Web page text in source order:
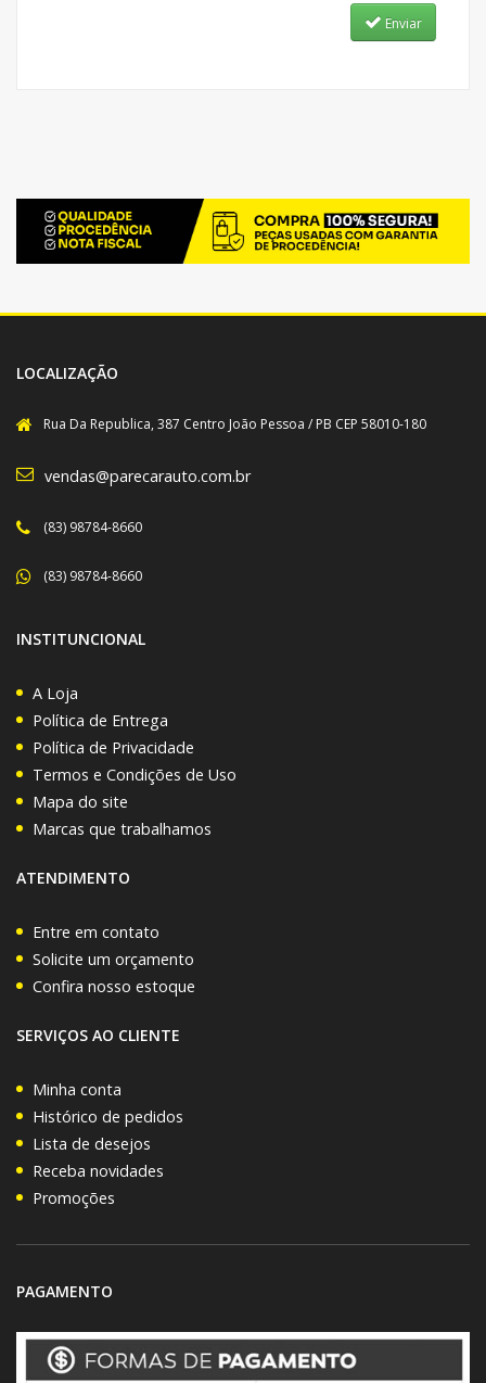
Enviar
LOCALIZAÇÃO
Rua Da Republica, 387 Centro João Pessoa / PB CEP 58010-180
vendas@parecarauto.com.br
(83) 98784-8660
(83) 98784-8660
INSTITUNCIONAL
A Loja
Política de Entrega
Política de Privacidade
Termos e Condições de Uso
Mapa do site
Marcas que trabalhamos
ATENDIMENTO
Entre em contato
Solicite um orçamento
Confira nosso estoque
SERVIÇOS AO CLIENTE
Minha conta
Histórico de pedidos
Lista de desejos
Receba novidades
Promoções
PAGAMENTO